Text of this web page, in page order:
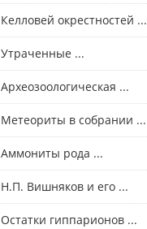
Келловей окрестностей ...
Утраченные ...
Археозоологическая ...
Метеориты в собрании ...
Аммониты рода ...
Н.П. Вишняков и его ...
Остатки гиппарионов ...